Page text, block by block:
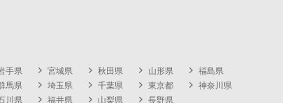
手県 宮城県 秋田県 山形県
福島県
馬県 埼玉県 千葉県 東京都
神奈川県
川県 福井県 山梨県
長野県